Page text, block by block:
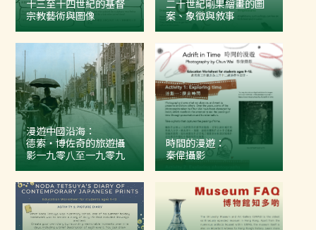
十三至十四世紀的基督
宗教藝術與圖像
二十世紀剛果繪畫的圖
案、象徵與敘事
漫遊中國沿海：
德索‧博佐奇的旅遊攝
影⼀九零⼋⾄⼀九零九
時間的漫遊：
秦偉攝影